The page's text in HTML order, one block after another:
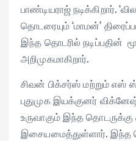
பாண்டியராஜ் நடிக்கிறார்.
தொடரையும் ‘மாமன்’
இந்த தொடரில் நடிப்பதின்
அறிமுகமாகிறார்.
சிவன் பிக்சர்ஸ் மற்றும் எஸ்
புதுமுக இயக்குனர்
உருவாகும் இந்த தொடருக்கு
இசையமைத்துள்ளார். இந்த